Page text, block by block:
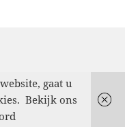
gaat u
Bekijk ons